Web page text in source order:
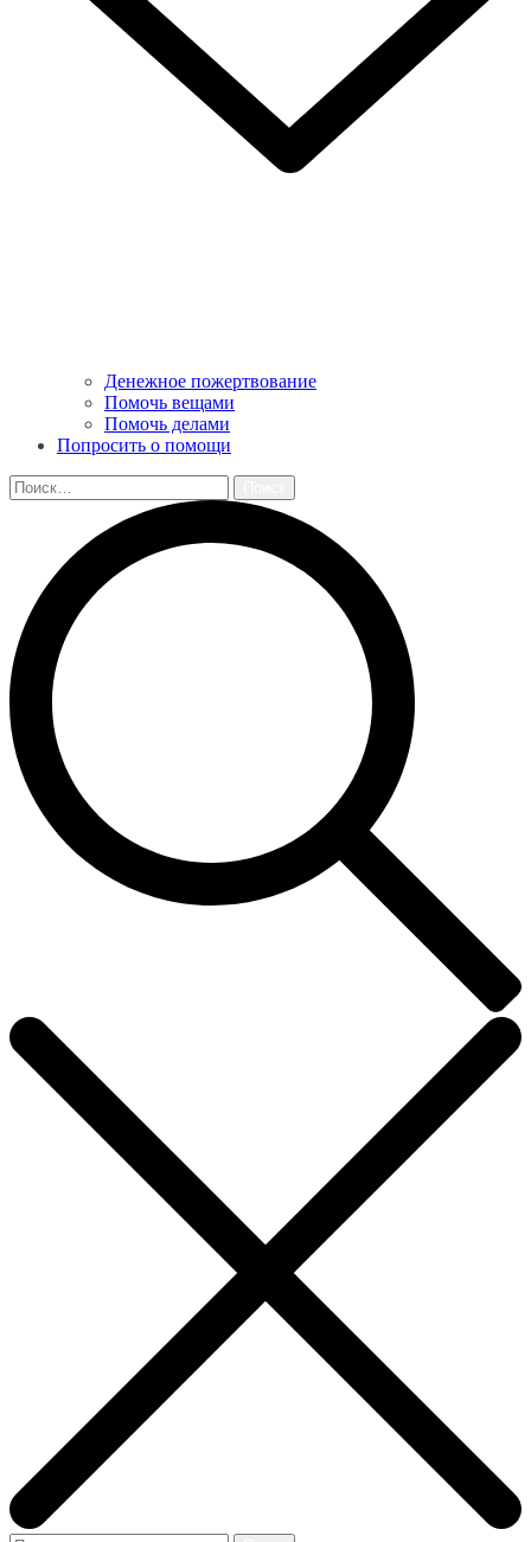
Денежное пожертвование
Помочь вещами
Помочь делами
Попросить о помощи
Найти: